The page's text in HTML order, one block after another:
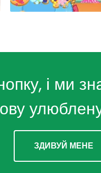
і ми
ЗДИВУЙ МЕНЕ